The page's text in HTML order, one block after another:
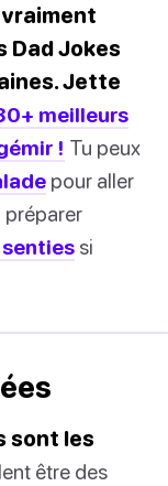
Dad Jokes
Jette
meilleurs
! Tu peux
pour aller
préparer
si
sont les
être des